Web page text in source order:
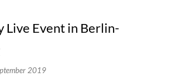
Live Event in Berlin-
2019